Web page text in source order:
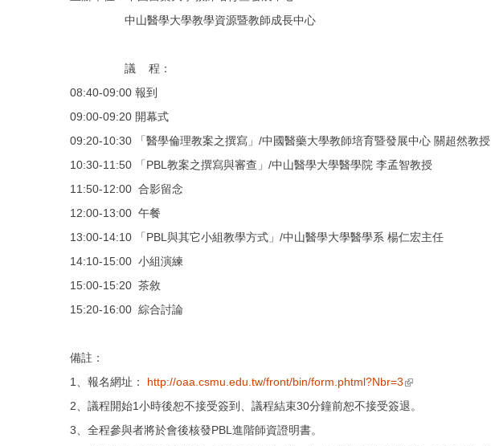
中山醫學大學教學資源暨教師成長中心
議 程：
08:40-09:00 報到
09:00-09:20 開幕式
09:20-10:30 「醫學倫理教案之撰寫」 /中國醫藥大學教師培育暨發展中心 關超然教授
10:30-11:50 「PBL教案之撰寫與審查」 /中山醫學大學醫學院 李孟智教授
11:50-12:00 合影留念
12:00-13:00 午餐
13:00-14:10 「PBL與其它小組教學方式」 /中山醫學大學醫學系 楊仁宏主任
14:10-15:00 小組演練
15:00-15:20 茶敘
15:20-16:00 綜合討論
備註：
1、報名網址：
http://oaa.csmu.edu.tw/front/bin/form.phtml?Nbr=3 (link is external)
2、議程開始1小時後恕不接受簽到、議程結束30分鐘前恕不接受簽退。
3、全程參與者將於會後核發PBL進階師資證明書。